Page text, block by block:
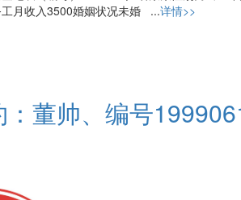
月收入3500婚姻状况未婚 ...详情>>
：董帅、编号